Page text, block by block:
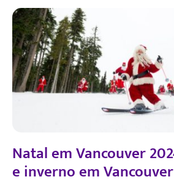
Natal em Vancouver
e inverno em Vancouver